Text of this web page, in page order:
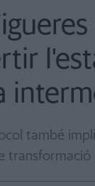
també
transformació